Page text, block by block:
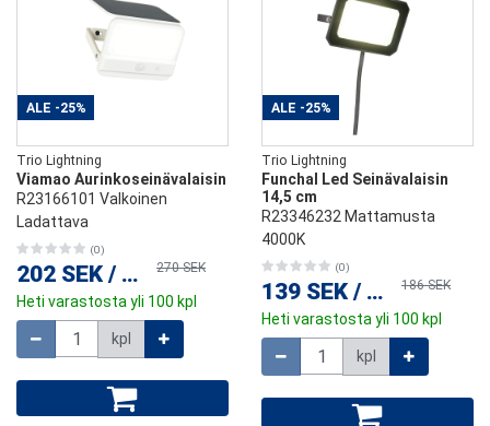
ALE -25%
Trio Lightning
Viamao Aurinkoseinävalaisin
R23166101 Valkoinen
Ladattava
(0)
202 SEK / kpl 270 SEK
Heti varastosta yli 100 kpl
kpl
ALE -25%
Trio Lightning
Funchal Led Seinävalaisin
14,5 cm
R23346232 Mattamusta
4000K
(0)
139 SEK / kpl 186 SEK
Heti varastosta yli 100 kpl
kpl